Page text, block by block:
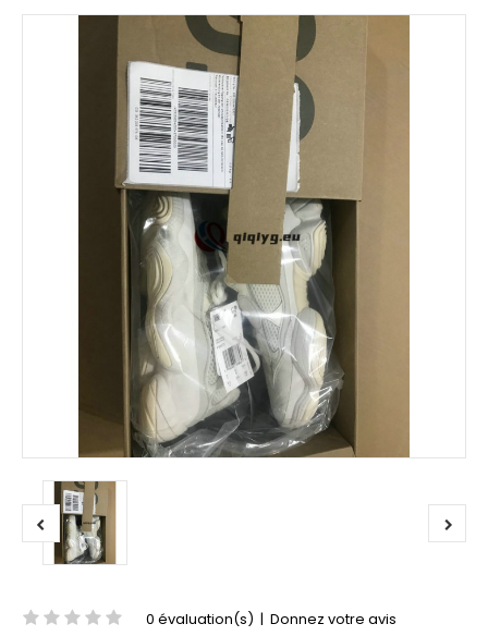
0 évaluation(s) | Donnez votre avis